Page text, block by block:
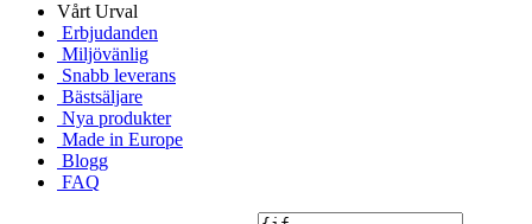
Vårt Urval
Erbjudanden
Miljövänlig
Snabb leverans
Bästsäljare
Nya produkter
Made in Europe
Blogg
FAQ